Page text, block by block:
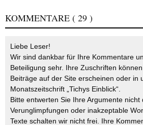
KOMMENTARE ( 29 )
Liebe Leser!
Wir sind dankbar für Ihre Kommentare
Beteiligung sehr. Ihre Zuschriften
Beiträge auf der Site erscheinen oder in
Monatszeitschrift „Tichys Einblick“.
Bitte entwerten Sie Ihre Argumente
Verunglimpfungen oder inakzeptable
Texte schalten wir nicht frei. Ihre